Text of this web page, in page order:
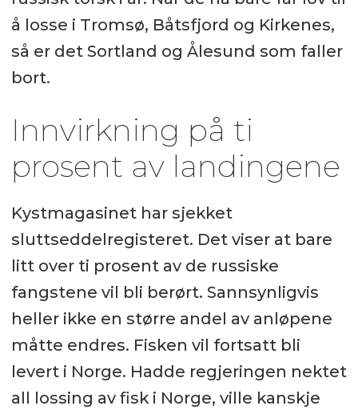
å losse i Tromsø, Båtsfjord og Kirkenes,
så er det Sortland og Ålesund som faller
bort.
Innvirkning på ti
prosent av landingene
Kystmagasinet har sjekket
sluttseddelregisteret. Det viser at bare
litt over ti prosent av de russiske
fangstene vil bli berørt. Sannsynligvis
heller ikke en større andel av anløpene
måtte endres. Fisken vil fortsatt bli
levert i Norge. Hadde regjeringen nektet
all lossing av fisk i Norge, ville kanskje